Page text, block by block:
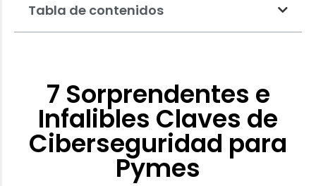
Tabla de contenidos
7 Sorprendentes e
Infalibles Claves de
Ciberseguridad para
Pymes